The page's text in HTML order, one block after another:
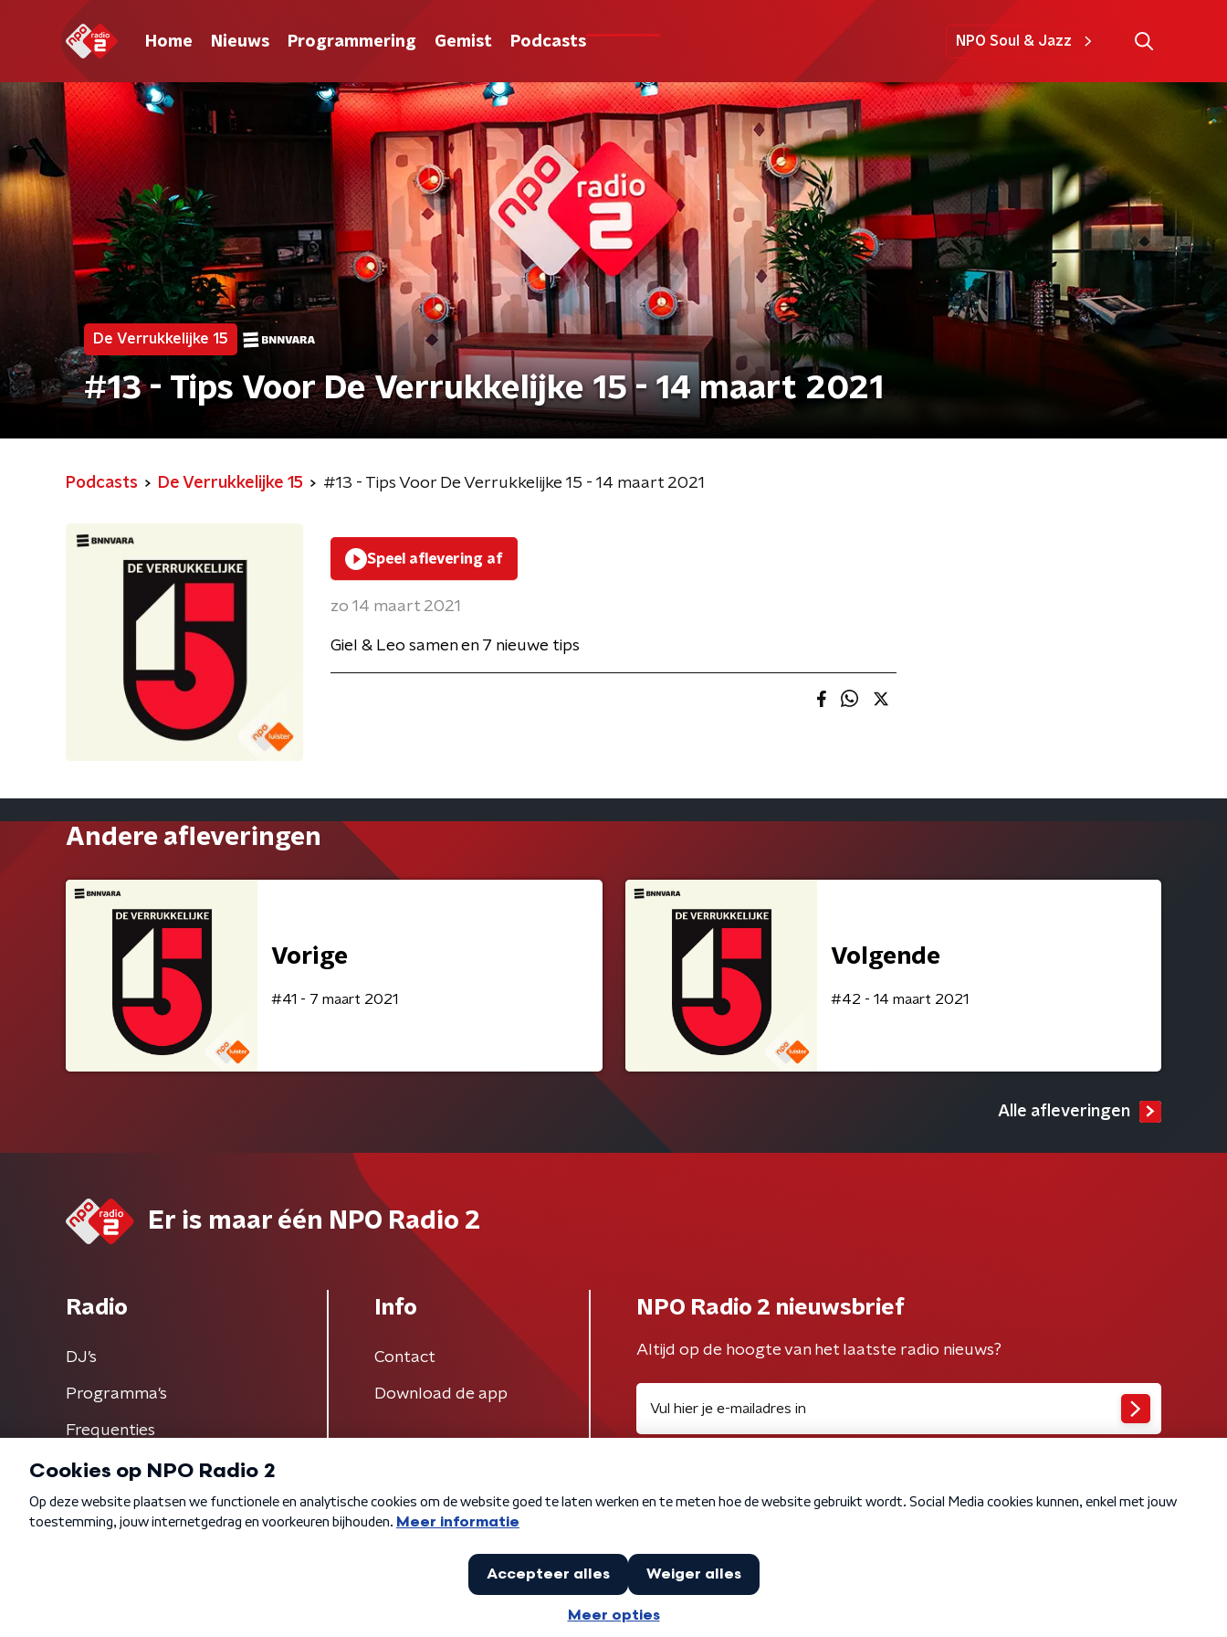
Home Nieuws Programmering Gemist Podcasts NPO Soul & Jazz
De Verrukkelijke 15
#13 - Tips Voor De Verrukkelijke 15 - 14 maart 2021
Podcasts De Verrukkelijke 15 #13 - Tips Voor De Verrukkelijke 15 - 14 maart 2021
Speel aflevering af
zo 14 maart 2021
Giel & Leo samen en 7 nieuwe tips
Andere afleveringen
Vorige
#41 - 7 maart 2021
Volgende
#42 - 14 maart 2021
Alle afleveringen
Er is maar één NPO Radio 2
Radio
DJ’s
Programma's
Frequenties
Info
Contact
Download de app
NPO Radio 2 nieuwsbrief
Altijd op de hoogte van het laatste radio nieuws?
Algemene voorwaarden Privacybeleid